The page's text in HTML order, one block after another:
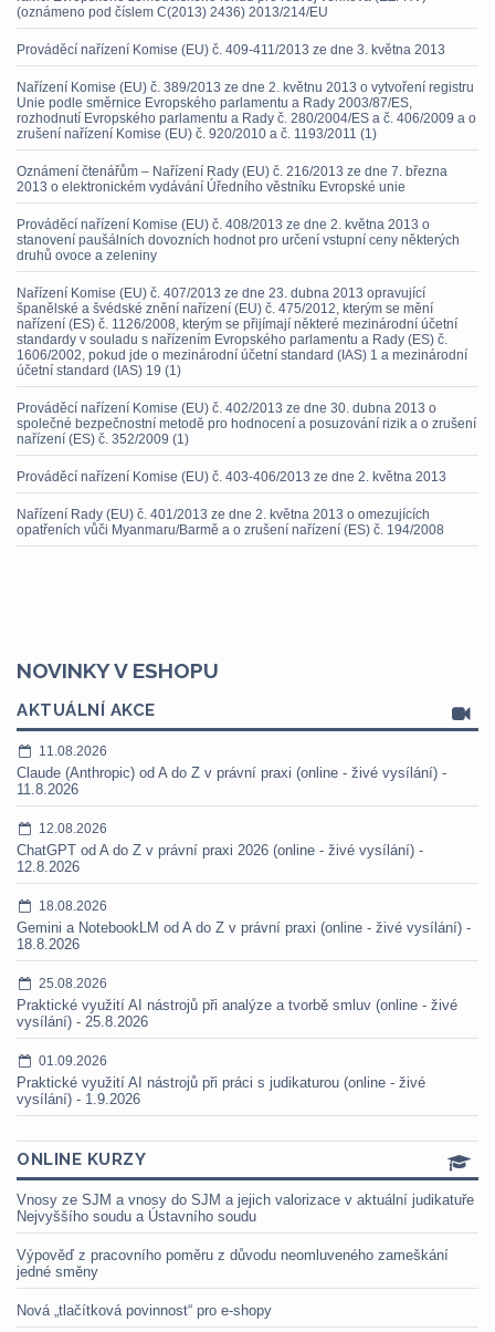
(oznámeno pod číslem C(2013) 2436) 2013/214/EU
Prováděcí nařízení Komise (EU) č. 409-411/2013 ze dne 3. května 2013
Nařízení Komise (EU) č. 389/2013 ze dne 2. květnu 2013 o vytvoření registru
Unie podle směrnice Evropského parlamentu a Rady 2003/87/ES,
rozhodnutí Evropského parlamentu a Rady č. 280/2004/ES a č. 406/2009 a o
zrušení nařízení Komise (EU) č. 920/2010 a č. 1193/2011 (1)
Oznámení čtenářům – Nařízení Rady (EU) č. 216/2013 ze dne 7. března
2013 o elektronickém vydávání Úředního věstníku Evropské unie
Prováděcí nařízení Komise (EU) č. 408/2013 ze dne 2. května 2013 o
stanovení paušálních dovozních hodnot pro určení vstupní ceny některých
druhů ovoce a zeleniny
Nařízení Komise (EU) č. 407/2013 ze dne 23. dubna 2013 opravující
španělské a švédské znění nařízení (EU) č. 475/2012, kterým se mění
nařízení (ES) č. 1126/2008, kterým se přijímají některé mezinárodní účetní
standardy v souladu s nařízením Evropského parlamentu a Rady (ES) č.
1606/2002, pokud jde o mezinárodní účetní standard (IAS) 1 a mezinárodní
účetní standard (IAS) 19 (1)
Prováděcí nařízení Komise (EU) č. 402/2013 ze dne 30. dubna 2013 o
společné bezpečnostní metodě pro hodnocení a posuzování rizik a o zrušení
nařízení (ES) č. 352/2009 (1)
Prováděcí nařízení Komise (EU) č. 403-406/2013 ze dne 2. května 2013
Nařízení Rady (EU) č. 401/2013 ze dne 2. května 2013 o omezujících
opatřeních vůči Myanmaru/Barmě a o zrušení nařízení (ES) č. 194/2008
NOVINKY V ESHOPU
AKTUÁLNÍ AKCE
11.08.2026
Claude (Anthropic) od A do Z v právní praxi (online - živé vysílání) -
11.8.2026
12.08.2026
ChatGPT od A do Z v právní praxi 2026 (online - živé vysílání) -
12.8.2026
18.08.2026
Gemini a NotebookLM od A do Z v právní praxi (online - živé vysílání) -
18.8.2026
25.08.2026
Praktické využití AI nástrojů při analýze a tvorbě smluv (online - živé
vysílání) - 25.8.2026
01.09.2026
Praktické využití AI nástrojů při práci s judikaturou (online - živé
vysílání) - 1.9.2026
ONLINE KURZY
Vnosy ze SJM a vnosy do SJM a jejich valorizace v aktuální judikatuře
Nejvyššího soudu a Ústavního soudu
Výpověď z pracovního poměru z důvodu neomluveného zameškání
jedné směny
Nová „tlačítková povinnost“ pro e-shopy